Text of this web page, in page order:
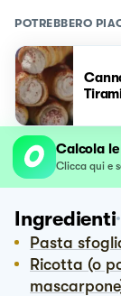
POTREBBERO
Calcola
Clicca qui e
Ingredienti
Pasta
Ricotta (o potete usare anche il